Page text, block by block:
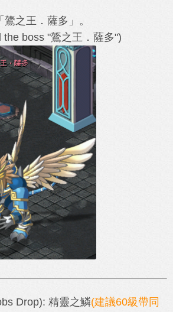
之王．薩多」。
the boss "鷟之王．薩多")
Drop): 精靈之鱗(建議60級帶同